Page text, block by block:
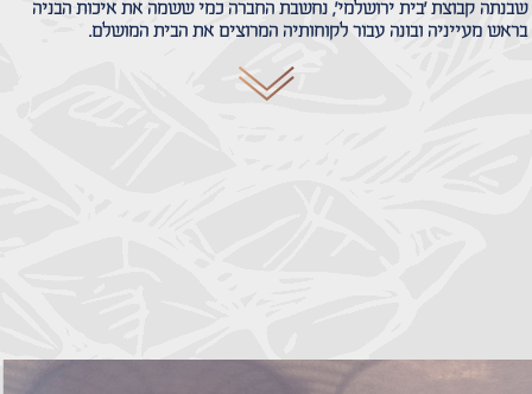
שבנתה קבוצת 'בית ירושלמי', נחשבת החברה כמי ששמה את איכות הבניה
בראש מעייניה ובונה עבור לקוחותיה המרוצים את הבית המושלם.